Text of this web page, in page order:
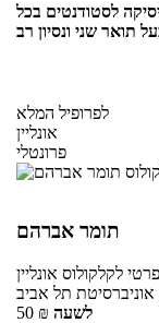
לסטודנטים בכל
לפרופיל המלא
אונליין
פרונטלי
תומר אברהם
לקלקולוס אונליין
תל אביב
50 ₪ לשעה